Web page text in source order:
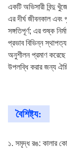
একটি অভিসারী বিন্দু
এর দীর্ঘ জীবনকাল এবং
সঙ্গতিপূর্ণ; এর শুষ্ক
প্রভাব বিভিন্ন
অনুশীলন প্রমাণ করেছে
উপলব্ধি করার জন্য
বৈশিষ্ট্য:
১. সমৃদ্ধ রঙ: কালার